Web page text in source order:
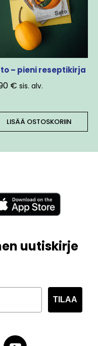
– pieni reseptikirja
€ sis. alv.
LISÄÄ OSTOSKORIIN
uutiskirje
TILAA